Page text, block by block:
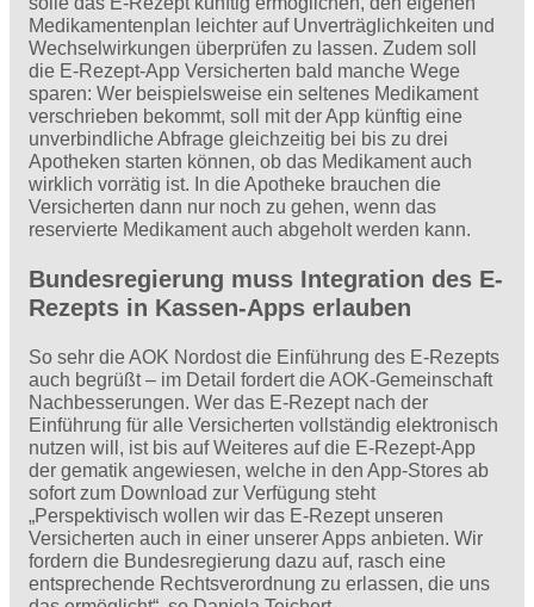
Medikamentenplan leichter auf Unverträglichkeiten und
Wechselwirkungen überprüfen zu lassen. Zudem soll
die E-Rezept-App Versicherten bald manche Wege
sparen: Wer beispielsweise ein seltenes Medikament
verschrieben bekommt, soll mit der App künftig eine
unverbindliche Abfrage gleichzeitig bei bis zu drei
Apotheken starten können, ob das Medikament auch
wirklich vorrätig ist. In die Apotheke brauchen die
Versicherten dann nur noch zu gehen, wenn das
reservierte Medikament auch abgeholt werden kann.
Bundesregierung muss Integration des E-
Rezepts in Kassen-Apps erlauben
So sehr die AOK Nordost die Einführung des E-Rezepts
auch begrüßt – im Detail fordert die AOK-Gemeinschaft
Nachbesserungen. Wer das E-Rezept nach der
Einführung für alle Versicherten vollständig elektronisch
nutzen will, ist bis auf Weiteres auf die E-Rezept-App
der gematik angewiesen, welche in den App-Stores ab
sofort zum Download zur Verfügung steht
„Perspektivisch wollen wir das E-Rezept unseren
Versicherten auch in einer unserer Apps anbieten. Wir
fordern die Bundesregierung dazu auf, rasch eine
entsprechende Rechtsverordnung zu erlassen, die uns